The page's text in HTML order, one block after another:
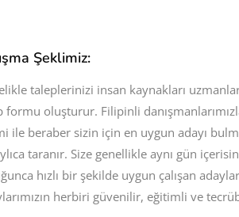
Şeklimiz:
taleplerinizi insan kaynakları
formu oluşturur. Filipinli
ile beraber sizin için en uygun adayı
taranır. Size genellikle aynı gün
hızlı bir şekilde uygun çalışan
herbiri güvenilir, eğitimli ve